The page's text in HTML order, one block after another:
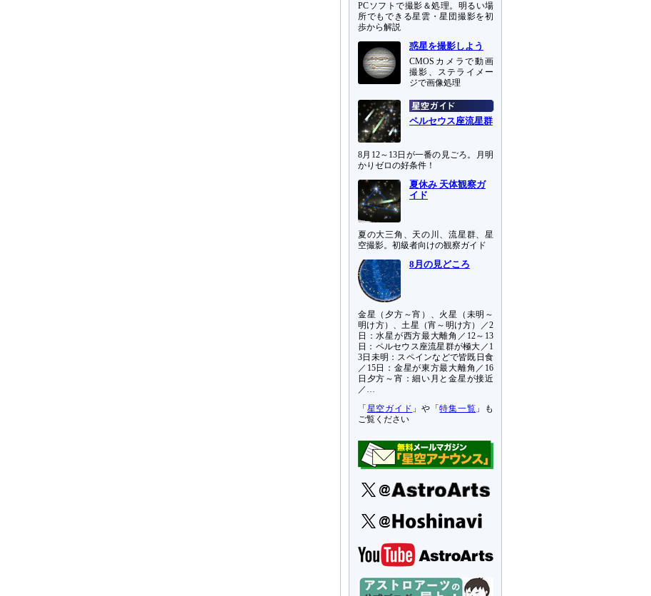
PCソフトで撮影＆処理。明るい場
所でもできる星雲・星団撮影を初
歩から解説
惑星を撮影しよう
CMOSカメラで動画
撮影、ステライメー
ジで画像処理
ペルセウス座流星群
8月12～13日が一番の見ごろ。月明
かりゼロの好条件！
夏休み 天体観察ガ
イド
夏の大三角、天の川、流星群、星
空撮影。初級者向けの観察ガイド
8月の見どころ
金星（夕方～宵）、火星（未明～
明け方）、土星（宵～明け方）／2
日：水星が西方最大離角／12～13
日：ペルセウス座流星群が極大／1
3日未明：スペインなどで皆既日食
／15日：金星が東方最大離角／16
日夕方～宵：細い月と金星が接近
／…
「 星空ガイド 」や「特集一覧 」も
ご覧ください